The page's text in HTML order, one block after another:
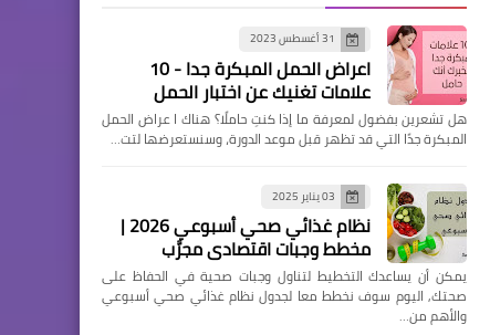
31 أغسطس 2023
اعراض الحمل المبكرة جدا - 10
علامات تغنيك عن اختبار الحمل
هل تشعرين بفضول لمعرفة ما إذا كنتِ حاملًا؟ هناك ا عراض الحمل
المبكرة جدًا التي قد تظهر قبل موعد الدورة، وسنستعرضها لتت…
03 يناير 2025
نظام غذائي صحي أسبوعي 2026 |
مخطط وجبات اقتصادي مجرَّب
يمكن أن يساعدك التخطيط لتناول وجبات صحية في الحفاظ على
صحتك, اليوم سوف نخطط معا لجدول نظام غذائي صحي أسبوعي
والأهم من…